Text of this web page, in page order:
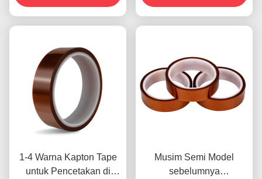
untuk Model Sebelumnya
1-4 Warna Kapton Tape
untuk Pencetakan di
Musim Semi Model
sebelumnya